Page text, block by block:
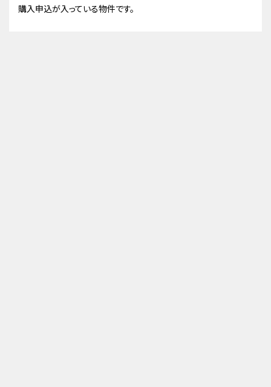
購入申込が入っている物件です。